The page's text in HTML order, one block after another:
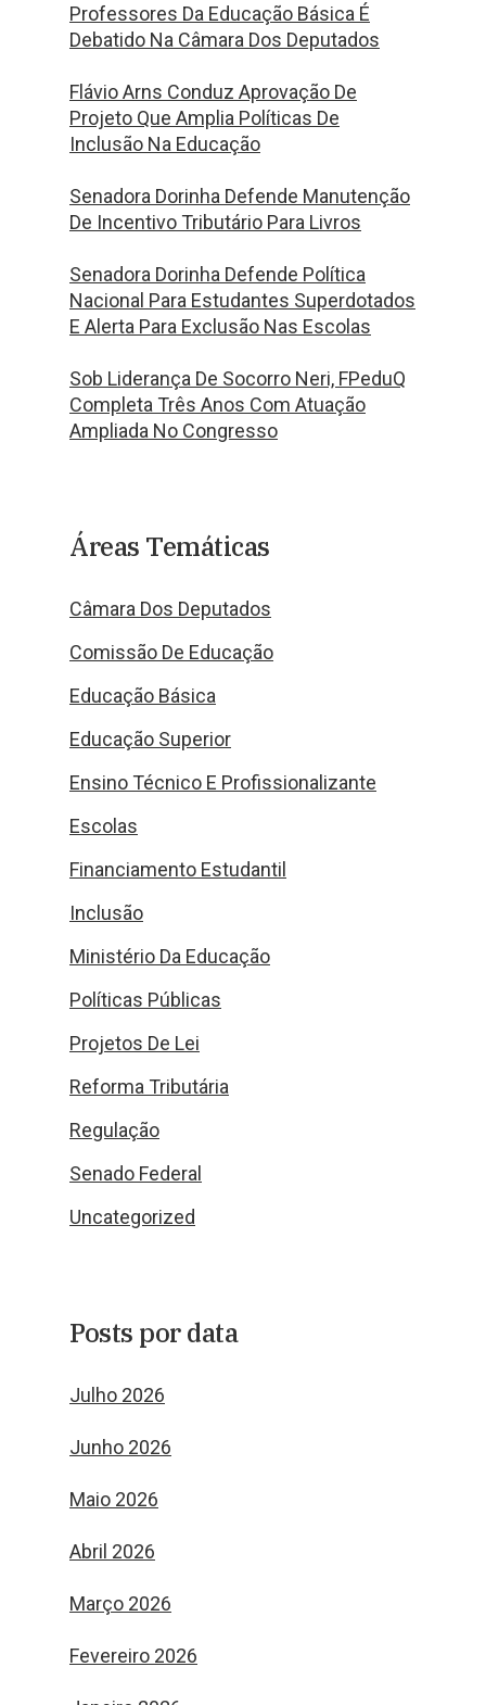
Professores Da Educação Básica É
Debatido Na Câmara Dos Deputados
Flávio Arns Conduz Aprovação De
Projeto Que Amplia Políticas De
Inclusão Na Educação
Senadora Dorinha Defende Manutenção
De Incentivo Tributário Para Livros
Senadora Dorinha Defende Política
Nacional Para Estudantes Superdotados
E Alerta Para Exclusão Nas Escolas
Sob Liderança De Socorro Neri, FPeduQ
Completa Três Anos Com Atuação
Ampliada No Congresso
Áreas Temáticas
Câmara Dos Deputados
Comissão De Educação
Educação Básica
Educação Superior
Ensino Técnico E Profissionalizante
Escolas
Financiamento Estudantil
Inclusão
Ministério Da Educação
Políticas Públicas
Projetos De Lei
Reforma Tributária
Regulação
Senado Federal
Uncategorized
Posts por data
Julho 2026
Junho 2026
Maio 2026
Abril 2026
Março 2026
Fevereiro 2026